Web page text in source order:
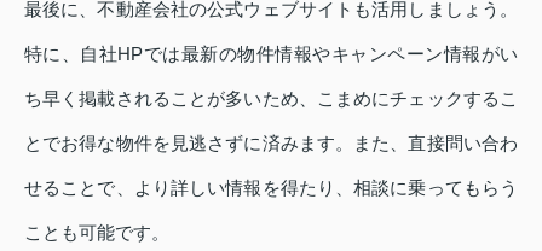
最後に、不動産会社の公式ウェブサイトも活用しましょう。
特に、自社HPでは最新の物件情報やキャンペーン情報がい
ち早く掲載されることが多いため、こまめにチェックするこ
とでお得な物件を見逃さずに済みます。また、直接問い合わ
せることで、より詳しい情報を得たり、相談に乗ってもらう
ことも可能です。